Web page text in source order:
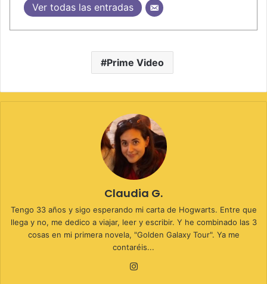
Ver todas las entradas
Prime Video
Claudia G.
Tengo 33 años y sigo esperando mi carta de Hogwarts. Entre que
llega y no, me dedico a viajar, leer y escribir. Y he combinado las 3
cosas en mi primera novela, "Golden Galaxy Tour". Ya me
contaréis...